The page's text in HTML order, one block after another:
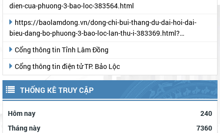
dien-cua-phuong-3-bao-loc-383564.html
bieu-dang-bo-phuong-3-bao-loc-lan-thu-i-383369.html?
Cổng thông tin Tỉnh Lâm Đồng
Cổng thông tin điện tử TP. Bảo Lộc
THỐNG KÊ TRUY CẬP
Hôm nay
240
Tháng này
7360